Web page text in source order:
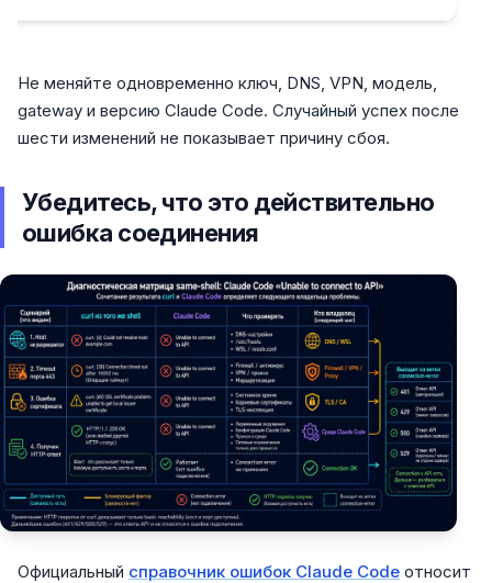
Не меняйте одновременно ключ, DNS, VPN, модель,
gateway и версию Claude Code. Случайный успех после
шести изменений не показывает причину сбоя.
Убедитесь, что это действительно
ошибка соединения
Официальный справочник ошибок Claude Code относит